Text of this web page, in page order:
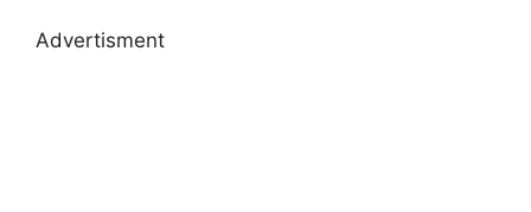
Advertisment